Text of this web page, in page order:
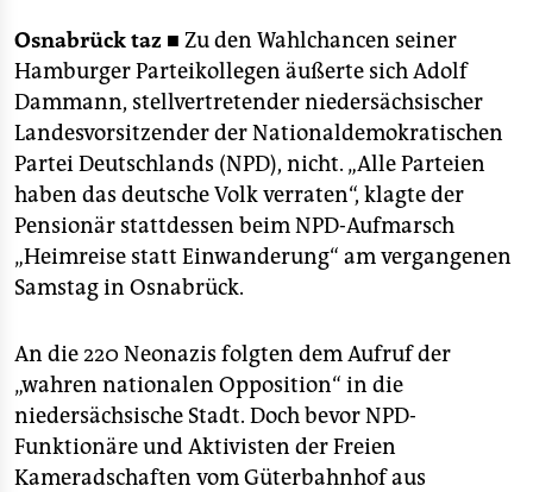
nord
wahrheit
verlag
verlag
veranstaltungen
shop
unterstützen
abo
genossenschaft
Osnabrücktaz ■ Zu den Wahlchancen seiner
Hamburger Parteikollegen äußerte sich Adolf
Dammann, stellvertretender niedersächsischer
Landesvorsitzender der Nationaldemokratischen
Partei Deutschlands (NPD), nicht. „Alle Parteien
haben das deutsche Volk verraten“, klagte der
Pensionär stattdessen beim NPD-Aufmarsch
„Heimreise statt Einwanderung“ am vergangenen
Samstag in Osnabrück.
An die 220 Neonazis folgten dem Aufruf der
„wahren nationalen Opposition“ in die
niedersächsische Stadt. Doch bevor NPD-
Funktionäre und Aktivisten der Freien
Kameradschaften vom Güterbahnhof aus